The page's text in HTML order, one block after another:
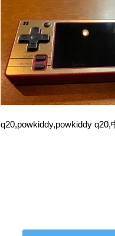
q20,powkiddy,powkiddy